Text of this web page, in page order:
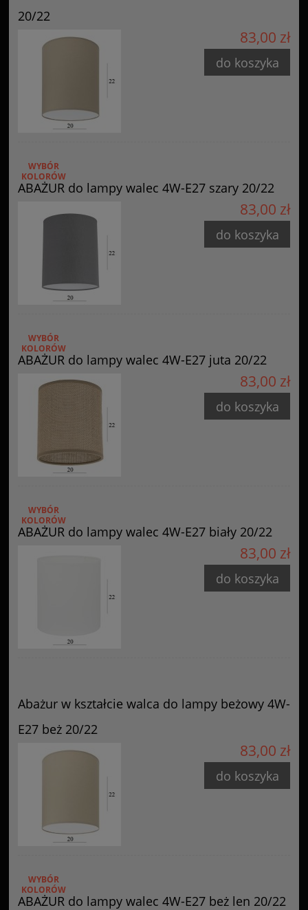
20/22
83,00 zł
do koszyka
ABAŻUR do lampy walec 4W-E27 szary 20/22
WYBÓR
KOLORÓW
83,00 zł
do koszyka
ABAŻUR do lampy walec 4W-E27 juta 20/22
WYBÓR
KOLORÓW
83,00 zł
do koszyka
ABAŻUR do lampy walec 4W-E27 biały 20/22
WYBÓR
KOLORÓW
83,00 zł
do koszyka
Abażur w kształcie walca do lampy beżowy 4W-
E27 beż 20/22
83,00 zł
do koszyka
ABAŻUR do lampy walec 4W-E27 beż len 20/22
WYBÓR
KOLORÓW